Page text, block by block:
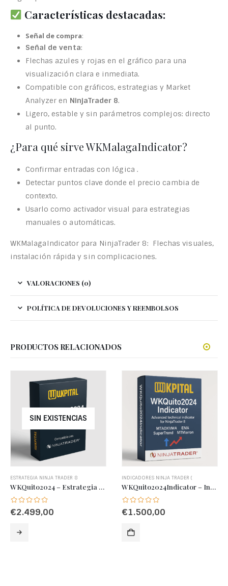
Características destacadas:
Señal de compra:
Señal de venta:
Flechas azules y rojas en el gráfico para una
visualización clara e inmediata.
Compatible con gráficos, estrategias y Market
Analyzer en NinjaTrader 8.
Ligero, estable y sin parámetros complejos: directo
al punto.
¿Para qué sirve WKMalagaIndicator?
Confirmar entradas con lógica .
Detectar puntos clave donde el precio cambia de
contexto.
Usarlo como activador visual para estrategias
manuales o automáticas.
WKMalagaIndicator para NinjaTrader 8: Flechas visuales,
instalación rápida y sin complicaciones.
VALORACIONES (0)
POLÍTICA DE DEVOLUCIONES Y REEMBOLSOS
PRODUCTOS RELACIONADOS
SIN EXISTENCIAS
ESTRATEGIA NINJA TRADER 8
WKQuito2024 – Estrategia de Trading Avanzada con Gestión Dinámica de Riesgo y Entradas Inteligentes
€2.499,00
INDICADORES NINJA TRADER (
WKQuito2024Indicator – Indicador Técnico Avanzado para NinjaTrader 8 basado en MTADXVMA, EMA, SuperTrend y MTMarron
€1.500,00